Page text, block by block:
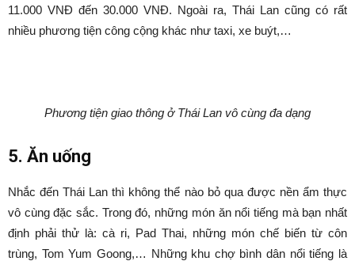
11.000 VNĐ đến 30.000 VNĐ. Ngoài ra, Thái Lan cũng có rất
nhiều phương tiện công cộng khác như taxi, xe buýt,…
Phương tiện giao thông ở Thái Lan vô cùng đa dạng
5. Ăn uống
Nhắc đến Thái Lan thì không thể nào bỏ qua được nền ẩm thực
vô cùng đặc sắc. Trong đó, những món ăn nổi tiếng mà bạn nhất
định phải thử là: cà ri, Pad Thai, những món chế biến từ côn
trùng, Tom Yum Goong,… Những khu chợ bình dân nổi tiếng là